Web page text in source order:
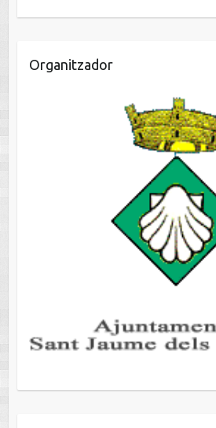
Organitzador